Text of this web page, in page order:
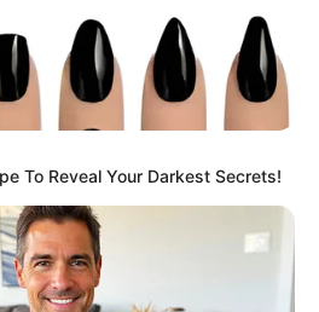
Bizi Twitter-da
izləyin
DİQQƏTİNƏ!
To Reveal Your Darkest Secrets!